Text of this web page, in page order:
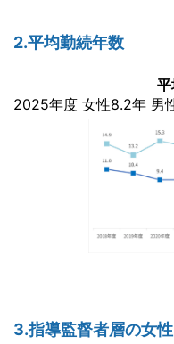
2.平均勤続年数
2025年度 女性8.2年 男
3.指導監督者層の女